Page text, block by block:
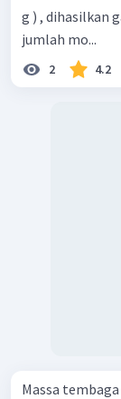
g ) , dihasilkan gas H 2 (pada STP) sebanyak 11,2 lt maka
jumlah mo...
2 4.2
Massa